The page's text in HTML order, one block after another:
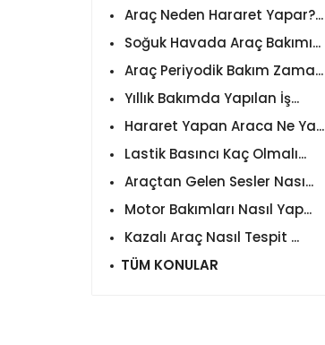
Araç Neden Hararet Yapar?...
Soğuk Havada Araç Bakımı...
Araç Periyodik Bakım Zama...
Yıllık Bakımda Yapılan İş...
Hararet Yapan Araca Ne Ya...
Lastik Basıncı Kaç Olmalı...
Araçtan Gelen Sesler Nası...
Motor Bakımları Nasıl Yap...
Kazalı Araç Nasıl Tespit ...
TÜM KONULAR